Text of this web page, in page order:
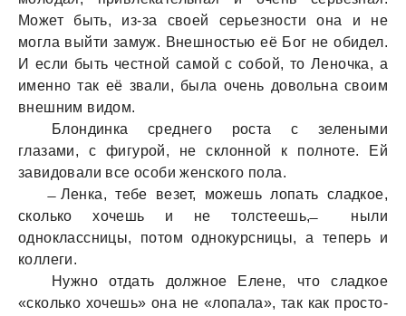
Может быть, из-за своей серьезности она и не
могла выйти замуж. Внешностью её Бог не обидел.
И если быть честной самой с собой, то Леночка, а
именно так её звали, была очень довольна своим
внешним видом.
Блондинка среднего роста с зелеными
глазами, с фигурой, не склонной к полноте. Ей
завидовали все особи женского пола.
̶ Ленка, тебе везет, можешь лопать сладкое,
сколько хочешь и не толстеешь, ̶ ныли
одноклассницы, потом однокурсницы, а теперь и
коллеги.
Нужно отдать должное Елене, что сладкое
«сколько хочешь» она не «лопала», так как просто-